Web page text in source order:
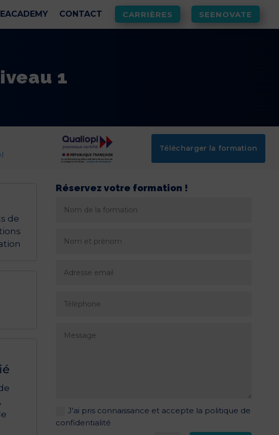
CONTACT CARRIÈRES SEENOVATE
1
Télécharger la formation
de
Réservez votre formation !
J'ai pris connaissance et accepte la politique de
confidentialité